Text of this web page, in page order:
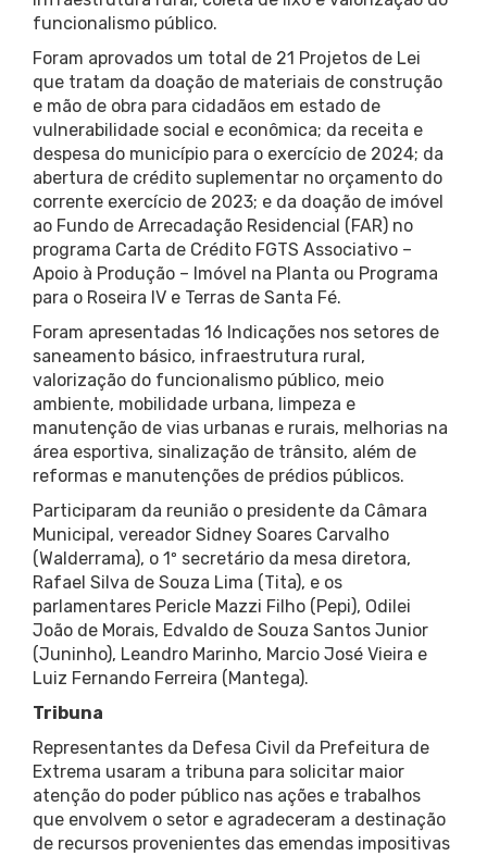
funcionalismo público.
Foram aprovados um total de 21 Projetos de Lei
que tratam da doação de materiais de construção
e mão de obra para cidadãos em estado de
vulnerabilidade social e econômica; da receita e
despesa do município para o exercício de 2024; da
abertura de crédito suplementar no orçamento do
corrente exercício de 2023; e da doação de imóvel
ao Fundo de Arrecadação Residencial (FAR) no
programa Carta de Crédito FGTS Associativo –
Apoio à Produção – Imóvel na Planta ou Programa
para o Roseira IV e Terras de Santa Fé.
Foram apresentadas 16 Indicações nos setores de
saneamento básico, infraestrutura rural,
valorização do funcionalismo público, meio
ambiente, mobilidade urbana, limpeza e
manutenção de vias urbanas e rurais, melhorias na
área esportiva, sinalização de trânsito, além de
reformas e manutenções de prédios públicos.
Participaram da reunião o presidente da Câmara
Municipal, vereador Sidney Soares Carvalho
(Walderrama), o 1º secretário da mesa diretora,
Rafael Silva de Souza Lima (Tita), e os
parlamentares Pericle Mazzi Filho (Pepi), Odilei
João de Morais, Edvaldo de Souza Santos Junior
(Juninho), Leandro Marinho, Marcio José Vieira e
Luiz Fernando Ferreira (Mantega).
Tribuna
Representantes da Defesa Civil da Prefeitura de
Extrema usaram a tribuna para solicitar maior
atenção do poder público nas ações e trabalhos
que envolvem o setor e agradeceram a destinação
de recursos provenientes das emendas impositivas